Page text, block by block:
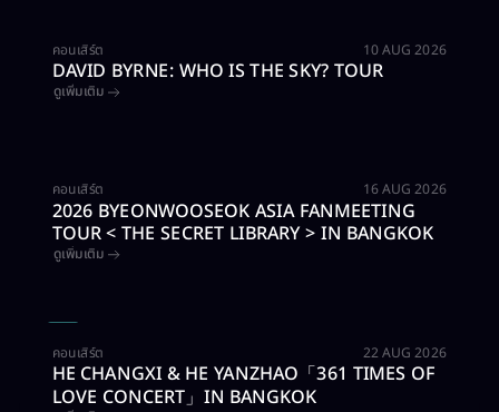
คอนเสิร์ต​ 10 AUG 2026
DAVID BYRNE: WHO IS THE SKY? TOUR
ดูเพิ่มเติม
คอนเสิร์ต​ 16 AUG 2026
2026 BYEONWOOSEOK ASIA FANMEETING
TOUR < THE SECRET LIBRARY > IN BANGKOK
ดูเพิ่มเติม
คอนเสิร์ต​ 22 AUG 2026
HE CHANGXI & HE YANZHAO「361 TIMES OF
LOVE CONCERT」IN BANGKOK